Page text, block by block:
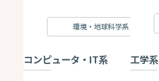
環境・地球科学系
コンピュータ・IT系 工学系